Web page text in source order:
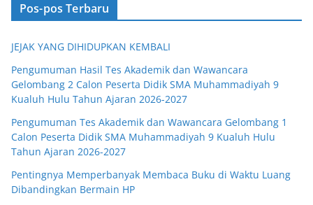
Pos-pos Terbaru
JEJAK YANG DIHIDUPKAN KEMBALI
Pengumuman Hasil Tes Akademik dan Wawancara
Gelombang 2 Calon Peserta Didik SMA Muhammadiyah 9
Kualuh Hulu Tahun Ajaran 2026-2027
Pengumuman Tes Akademik dan Wawancara Gelombang 1
Calon Peserta Didik SMA Muhammadiyah 9 Kualuh Hulu
Tahun Ajaran 2026-2027
Pentingnya Memperbanyak Membaca Buku di Waktu Luang
Dibandingkan Bermain HP